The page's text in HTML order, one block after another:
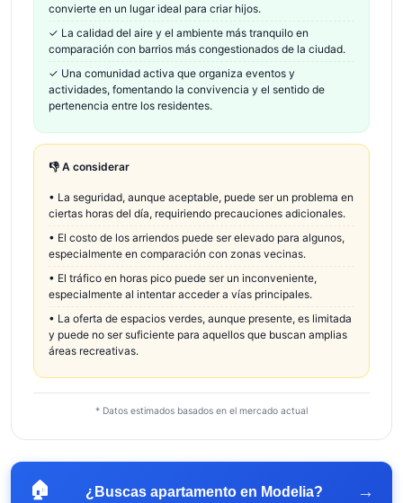
convierte en un lugar ideal para criar hijos.
✓ La calidad del aire y el ambiente más tranquilo en
comparación con barrios más congestionados de la ciudad.
✓ Una comunidad activa que organiza eventos y
actividades, fomentando la convivencia y el sentido de
pertenencia entre los residentes.
👎 A considerar
• La seguridad, aunque aceptable, puede ser un problema en
ciertas horas del día, requiriendo precauciones adicionales.
• El costo de los arriendos puede ser elevado para algunos,
especialmente en comparación con zonas vecinas.
• El tráfico en horas pico puede ser un inconveniente,
especialmente al intentar acceder a vías principales.
• La oferta de espacios verdes, aunque presente, es limitada
y puede no ser suficiente para aquellos que buscan amplias
áreas recreativas.
* Datos estimados basados en el mercado actual
🏠 ¿Buscas apartamento en Modelia? →